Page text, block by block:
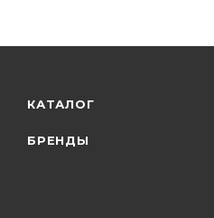
КАТАЛОГ
БРЕНДЫ